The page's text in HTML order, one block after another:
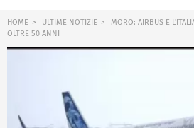
HOME ULTIME NOTIZIE
MORO: AIRBUS E
OLTRE 50 ANNI